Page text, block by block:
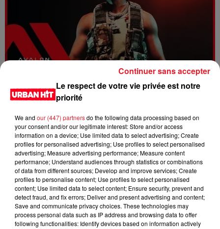
Dystinct - Yama
FOLA & Victony - golibe
Le respect de votre vie privée est notre
priorité
We and our (447) partnersdo the following data processing based on
your consent and/or our legitimate interest: Store and/or access
information on a device; Use limited data to select advertising; Create
profiles for personalised advertising; Use profiles to select personalised
advertising; Measure advertising performance; Measure content
performance; Understand audiences through statistics or combinations
of data from different sources; Develop and improve services; Create
profiles to personalise content; Use profiles to select personalised
content; Use limited data to select content; Ensure security, prevent and
detect fraud, and fix errors; Deliver and present advertising and content;
Save and communicate privacy choices. These technologies may
process personal data such as IP address and browsing data to offer
following functionalities: Identify devices based on information actively
Continuer sans accepter